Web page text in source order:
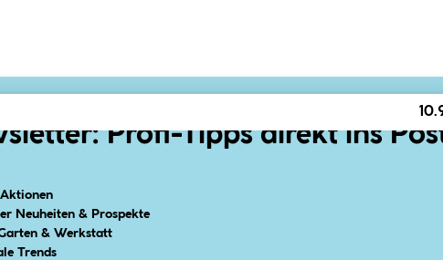
Profi-Tipps direkt ins
Neuheiten & Prospekte
& Werkstatt
Trends